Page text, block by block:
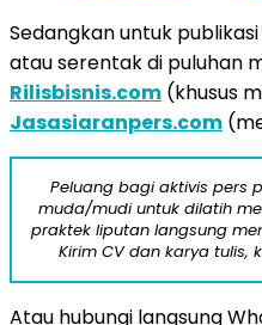
Sedangkan untuk
atau serentak di puluhan
Rilisbisnis.com (khusus
Jasasiaranpers.com
Peluang bagi aktivis pers
muda/mudi untuk dilatih
praktek liputan langsung
Kirim CV dan karya tulis,
Atau hubungi langsung